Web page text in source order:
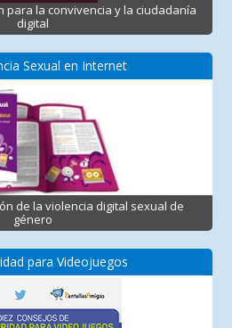
para la convivencia y la ciudadanía
digital
Sexual en Internet
de la violencia digital sexual de
género
para Videojuegos